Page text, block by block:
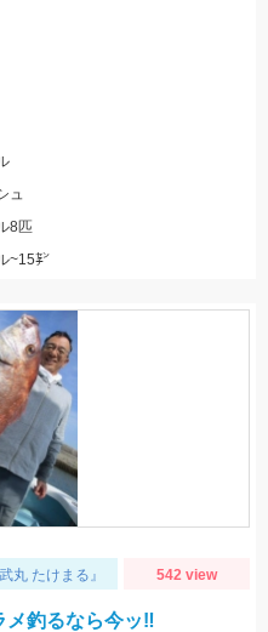
ュ
8匹
~15㌢
丸 たけまる』 542 view
メ釣るなら今ッ‼︎